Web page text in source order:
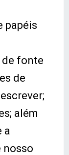
papéis
de fonte
de
além
a
nosso